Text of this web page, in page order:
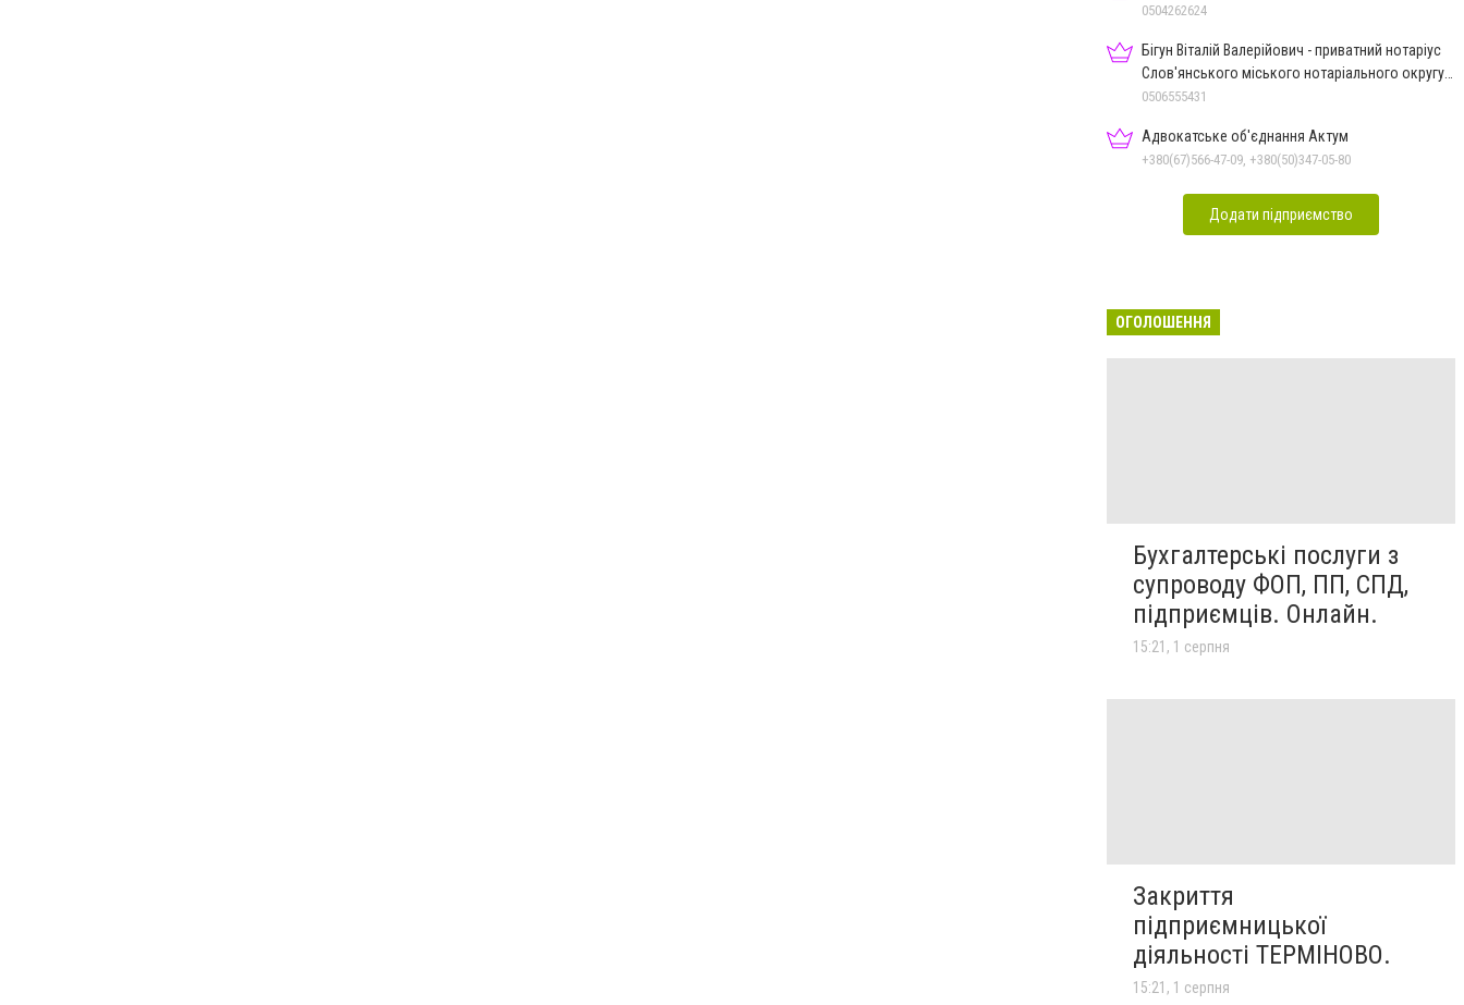
0504262624
Бігун Віталій Валерійович - приватний нотаріус
Слов'янського міського нотаріального округу
Дон.обл.
0506555431
Адвокатське об'єднання Актум
+380(67)566-47-09, +380(50)347-05-80
Додати підприємство
ОГОЛОШЕННЯ
Бухгалтерські послуги з
супроводу ФОП, ПП, СПД,
підприємців. Онлайн.
15:21, 1 серпня
Закриття
підприємницької
діяльності ТЕРМІНОВО.
15:21, 1 серпня